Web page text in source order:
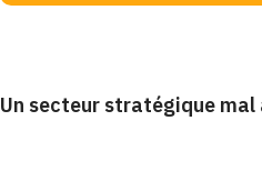
Un secteur stratégique